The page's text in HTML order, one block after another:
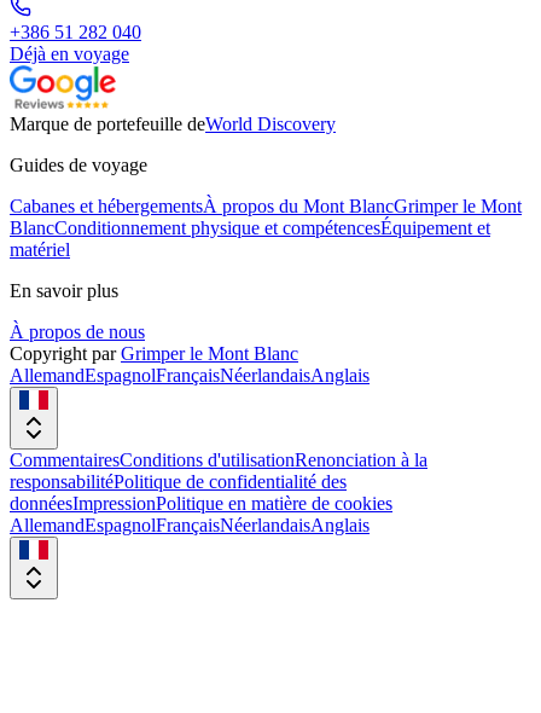
+386 51 282 040
Déjà en voyage
Marque de portefeuille deWorld Discovery
Guides de voyage
Cabanes et hébergementsÀ propos du Mont BlancGrimper le Mont
BlancConditionnement physique et compétencesÉquipement et
matériel
En savoir plus
À propos de nous
Copyright par Grimper le Mont Blanc
AllemandEspagnolFrançaisNéerlandaisAnglais
CommentairesConditions d'utilisationRenonciation à la
responsabilitéPolitique de confidentialité des
donnéesImpressionPolitique en matière de cookies
AllemandEspagnolFrançaisNéerlandaisAnglais